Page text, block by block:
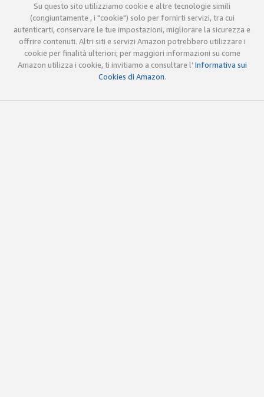
Su questo sito utilizziamo cookie e altre tecnologie simili
(congiuntamente , i "cookie") solo per fornirti servizi, tra cui
autenticarti, conservare le tue impostazioni, migliorare la sicurezza e
offrire contenuti. Altri siti e servizi Amazon potrebbero utilizzare i
cookie per finalità ulteriori; per maggiori informazioni su come
Amazon utilizza i cookie, ti invitiamo a consultare l’Informativa sui
Cookies di Amazon.